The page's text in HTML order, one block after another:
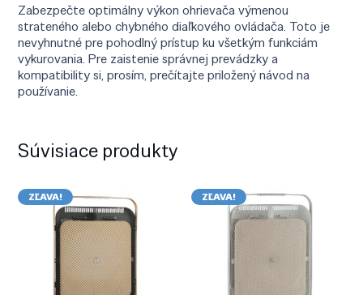
Zabezpečte optimálny výkon ohrievača výmenou
strateného alebo chybného diaľkového ovládača. Toto je
nevyhnutné pre pohodlný prístup ku všetkým funkciám
vykurovania. Pre zaistenie správnej prevádzky a
kompatibility si, prosím, prečítajte priložený návod na
používanie.
Súvisiace produkty
ZĽAVA! ZĽAVA!